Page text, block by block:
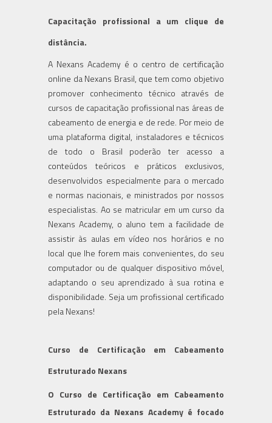
Capacitação profissional a um clique de
distância.
A Nexans Academy é o centro de certificação
online da Nexans Brasil, que tem como objetivo
promover conhecimento técnico através de
cursos de capacitação profissional nas áreas de
cabeamento de energia e de rede. Por meio de
uma plataforma digital, instaladores e técnicos
de todo o Brasil poderão ter acesso a
conteúdos teóricos e práticos exclusivos,
desenvolvidos especialmente para o mercado
e normas nacionais, e ministrados por nossos
especialistas. Ao se matricular em um curso da
Nexans Academy, o aluno tem a facilidade de
assistir às aulas em vídeo nos horários e no
local que lhe forem mais convenientes, do seu
computador ou de qualquer dispositivo móvel,
adaptando o seu aprendizado à sua rotina e
disponibilidade. Seja um profissional certificado
pela Nexans!
Curso de Certificação em Cabeamento
Estruturado Nexans
O Curso de Certificação em Cabeamento
Estruturado da Nexans Academy é focado